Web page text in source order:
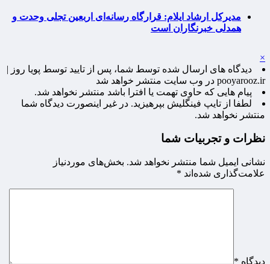
مدیرکل ارشاد ایلام: قرارگاه رسانه‌ای اربعین تجلی وحدت و
همدلی خبرنگاران است
×
دیدگاه های ارسال شده توسط شما، پس از تایید توسط پویا روز |
pooyarooz.ir در وب سایت منتشر خواهد شد
پیام هایی که حاوی تهمت یا افترا باشد منتشر نخواهد شد.
لطفا از تایپ فینگلیش بپرهیزید. در غیر اینصورت دیدگاه شما
منتشر نخواهد شد.
نظرات و تجربیات شما
نشانی ایمیل شما منتشر نخواهد شد. بخش‌های موردنیاز
علامت‌گذاری شده‌اند *
دیدگاه *